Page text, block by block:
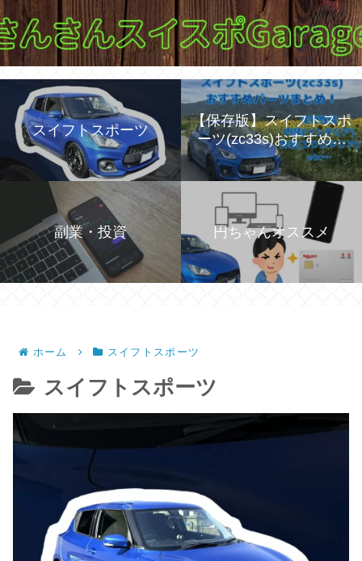
スイフトスポーツ
【保存版】スイフトスポ
ーツ(zc33s)おすすめパ
ーツを紹介！
副業・投資 円ちゃんオススメ
ホーム スイフトスポーツ
スイフトスポーツ